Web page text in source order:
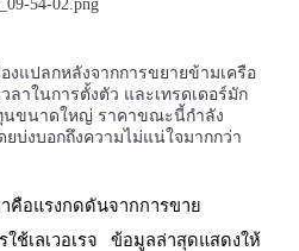
ำไร
งแปลกหลังจากการขยายข้ามเครือ
ลาในการตั้งตัว และเทรดเดอร์มัก
นขนาดใหญ่ ราคาขณะนี้กำลัง
บ่งบอกถึงความไม่แน่ใจมากกว่า
คือแรงกดดันจากการขาย
ช้เลเวอเรจ ข้อมูลล่าสุดแสดงให้